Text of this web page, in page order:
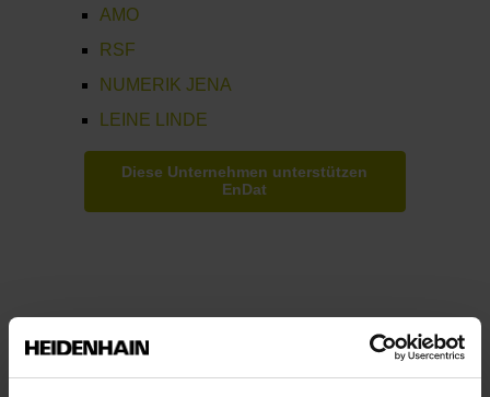
AMO
RSF
NUMERIK JENA
LEINE LINDE
Diese Unternehmen unterstützen
EnDat